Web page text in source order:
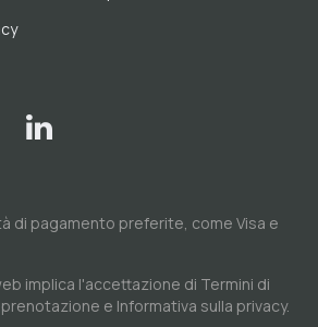
di pagamento preferite, come Visa e
implica l'accettazione di Termini di
e Informativa sulla privacy.